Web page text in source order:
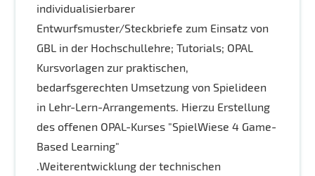
individualisierbarer
Entwurfsmuster/Steckbriefe zum Einsatz von
GBL in der Hochschullehre; Tutorials; OPAL
Kursvorlagen zur praktischen,
bedarfsgerechten Umsetzung von Spielideen
in Lehr-Lern-Arrangements. Hierzu Erstellung
des offenen OPAL-Kurses "SpielWiese 4 Game-
Based Learning"
.Weiterentwicklung der technischen